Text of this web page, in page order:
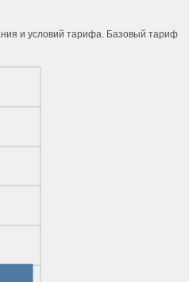
и условий тарифа. Базовый тариф